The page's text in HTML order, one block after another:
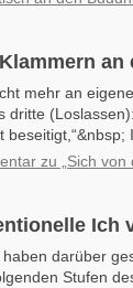
an
mehr an
dritte
beseitigt,“&nbsp;
zu „Sich
Ich
haben darüber
Stufen